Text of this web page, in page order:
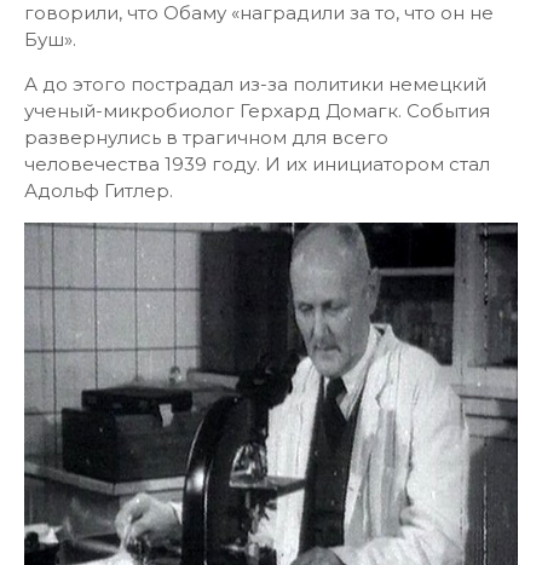
говорили, что Обаму «наградили за то, что он не
Буш».
А до этого пострадал из-за политики немецкий
ученый-микробиолог Герхард Домагк. События
развернулись в трагичном для всего
человечества 1939 году. И их инициатором стал
Адольф Гитлер.